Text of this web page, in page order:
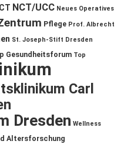
NCT/UCC Neues Operatives
Pflege Prof. Albrecht
St. Joseph-Stift Dresden
Gesundheitsforum Top
Carl
Dresden Wellness
Altersforschung